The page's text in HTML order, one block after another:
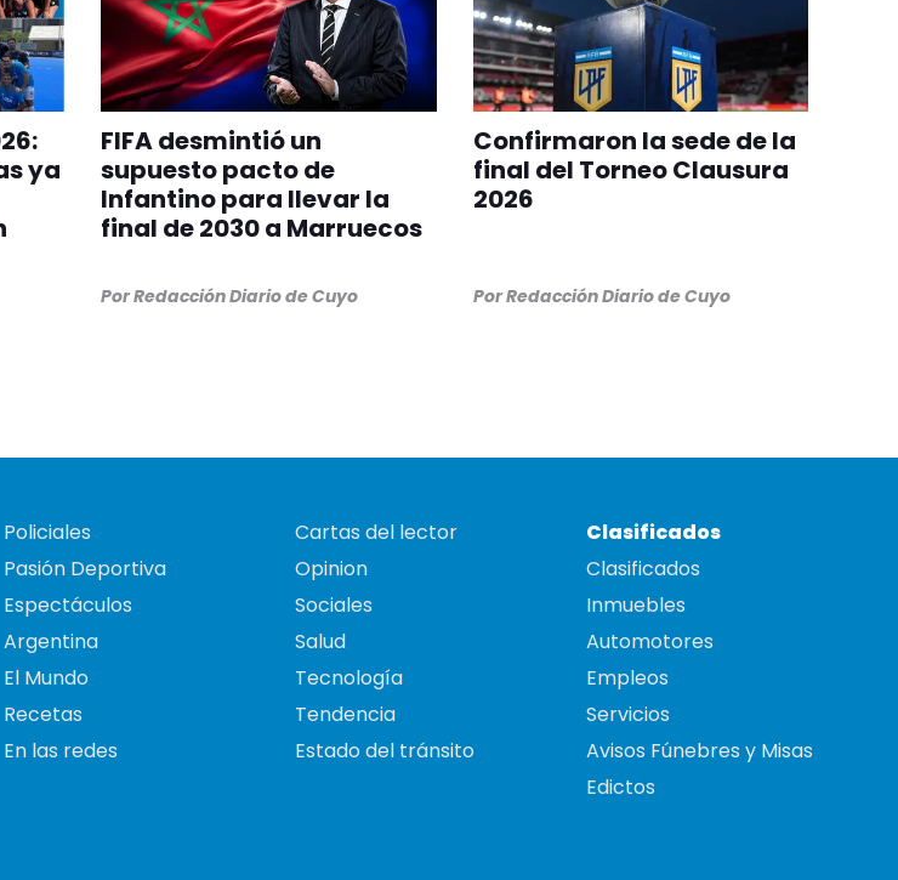
ya
FIFA desmintió un
supuesto pacto de
Infantino para llevar la
final de 2030 a Marruecos
PorRedacción Diario de Cuyo
Confirmaron la sede de la
final del Torneo Clausura
2026
PorRedacción Diario de Cuyo
Policiales
Pasión Deportiva
Espectáculos
Argentina
El Mundo
Recetas
En las redes
Cartas del lector
Opinion
Sociales
Salud
Tecnología
Tendencia
Estado del tránsito
Clasificados
Clasificados
Inmuebles
Automotores
Empleos
Servicios
Avisos Fúnebres y Misas
Edictos